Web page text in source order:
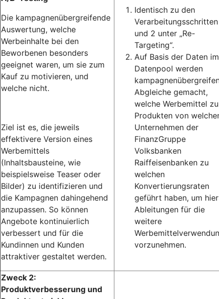
Die kampagnenübergreifende
Auswertung, welche
Werbeinhalte bei den
Beworbenen besonders
geeignet waren, um sie zum
Kauf zu motivieren, und
welche nicht.
Ziel ist es, die jeweils
effektivere Version eines
Werbemittels
(Inhaltsbausteine, wie
beispielsweise Teaser oder
Bilder) zu identifizieren und
die Kampagnen dahingehend
anzupassen. So können
Angebote kontinuierlich
verbessert und für die
Kundinnen und Kunden
attraktiver gestaltet werden.
Identisch zu den
Verarbeitungsschritten
und 2 unter „Re-
Targeting“.
Auf Basis der Daten im
Datenpool werden
Abgleiche gemacht,
welche Werbemittel zu
Produkten von
Unternehmen der
FinanzGruppe
Volksbanken
Raiffeisenbanken zu
welchen
Konvertierungsraten
geführt haben, um
Ableitungen für die
weitere
vorzunehmen.
Zweck 2:
Produktverbesserung und